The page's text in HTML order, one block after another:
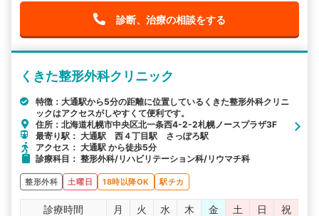
診断、治療の相談をする
くきた整形外科クリニック
特徴：大通駅から5分の距離に位置しているくきた整形外科クリニ
ックはアクセスがしやすくて便利です。
住所：北海道札幌市中央区北一条西4-2-2札幌ノースプラザ3F
最寄り駅： 大通駅 西４丁目駅 さっぽろ駅
アクセス： 大通駅 から徒歩5分
診療科目： 整形外科/リハビリテーション科/リウマチ科
整形外科 土曜日 18時以降OK 駅チカ
診療時間 月 火 水 木 金 土 日
祝